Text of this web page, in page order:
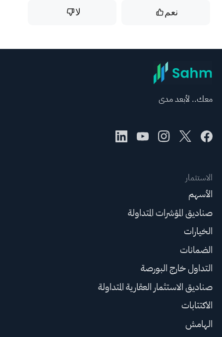
نعم لا
معك.. لأبعد مدى
الاستثمار
الأسهم
صناديق المؤشرات المتداولة
الخيارات
الضمانات
التداول خارج البورصة
صناديق الاستثمار العقارية المتداولة
الاكتتابات
الهامش